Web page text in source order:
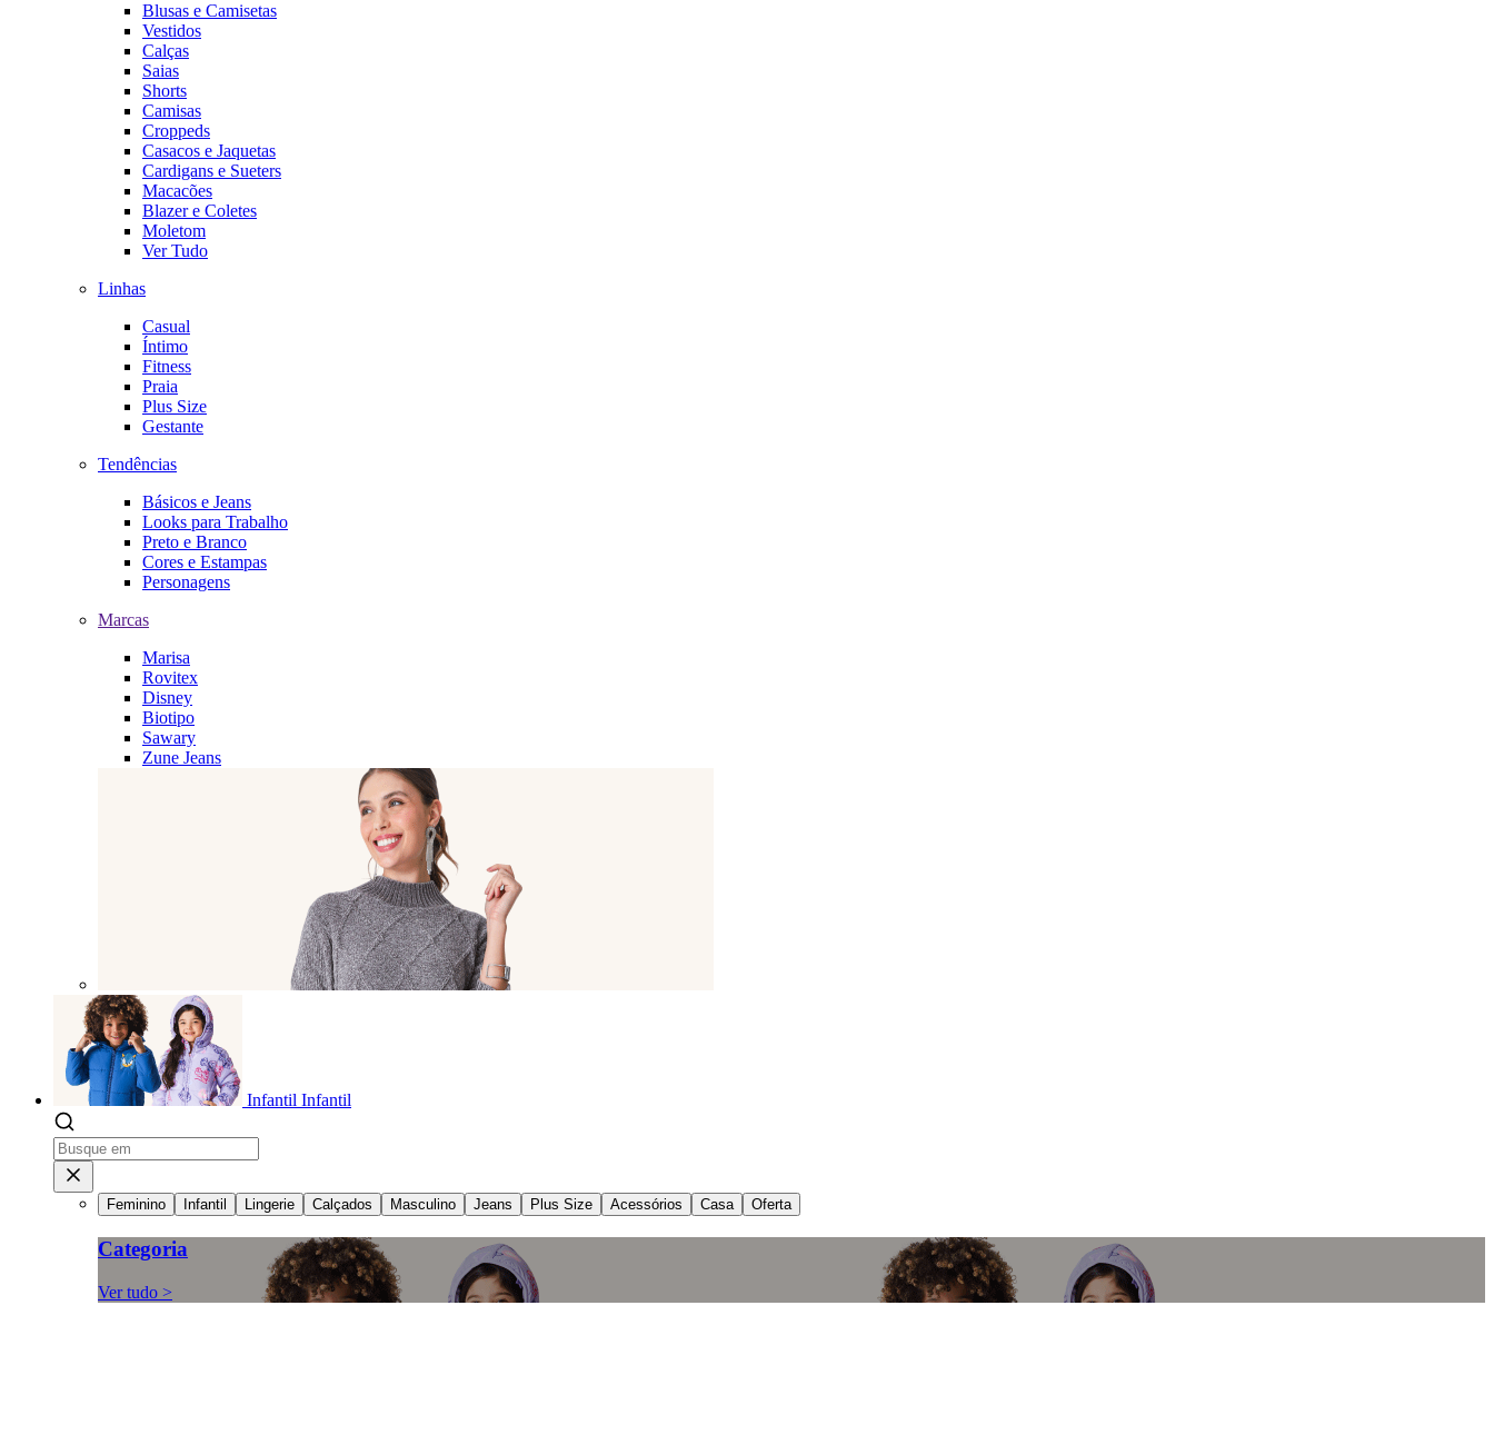
Blusas e Camisetas
Vestidos
Calças
Saias
Shorts
Camisas
Croppeds
Casacos e Jaquetas
Cardigans e Sueters
Macacões
Blazer e Coletes
Moletom
Ver Tudo
Linhas
Casual
Íntimo
Fitness
Praia
Plus Size
Gestante
Tendências
Básicos e Jeans
Looks para Trabalho
Preto e Branco
Cores e Estampas
Personagens
Marcas
Marisa
Rovitex
Disney
Biotipo
Sawary
Zune Jeans
Infantil Infantil
Feminino Infantil Lingerie Calçados Masculino Jeans Plus Size Acessórios Casa Oferta
Categoria
Ver tudo >